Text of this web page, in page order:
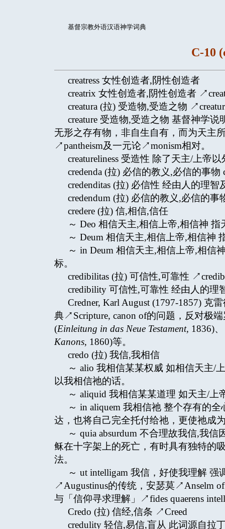
基督宗教外语汉语神学词典
C-10
creatress 女性创造者,阴性创造者
creatrix 女性创造者,阴性创造者
creatura (拉) 受造物,受造之物
creature 受造物,受造之物 基督神学
无形之存有物，非自生自有，而为天主
↗pantheism及一元论↗monism相对。
creatureliness 受造性 除了天主/上帝
credenda (拉) 必信的教义,必信的事物
credenditas (拉) 必信性 经由人的理
credendum (拉) 必信的教义,必信的事
credere (拉) 信,相信,信任
～ Deo 相信天主,相信上帝,相信神
～ Deum 相信天主,相信上帝,相信神
～ in Deum 相信天主,相信上帝,相信
标。
credibilitas (拉) 可信性,可靠性
credibility 可信性,可靠性 经由人的
Credner, Karl August (1797-1857) 克
典↗Scripture, canon of的问题，反对极
(Einleitung in das Neue Testament, 1836)
Kanons, 1860)等。
credo (拉) 我信,我相信
～ alio 我相信某某权威 如相信天主/
以我相信祂的话。
～ aliquid 我相信某某道理 如天主/上
～ in aliquem 我相信祂 整个存有的
达，也将自己完全托付给祂，更使祂成
～ quia absurdum 不合理故我信,我
稣在十字架上的死亡，有时具有独特的
法。
～ ut intelligam 我信，好使我理解
↗Augustinus的传统，安瑟莫↗Anselm
与「信仰寻求理解」↗fides quaerens
Credo (拉) 信经,信条 ↗Creed
credulity 轻信,易信,盲从 此词源自拉